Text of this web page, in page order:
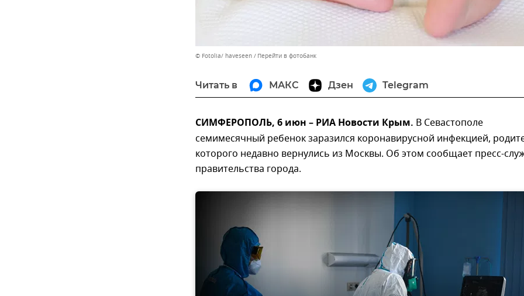
© Fotolia/ haveseen Перейти в фотобанк
Читать в МАКС Дзен Telegram
СИМФЕРОПОЛЬ, 6 июн – РИА Новости Крым. В Севастополе
семимесячный ребенок заразился коронавирусной инфекцией,
которого недавно вернулись из Москвы. Об этом сообщает пресс-
правительства города.